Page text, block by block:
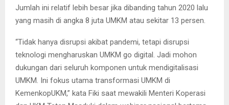
Jumlah ini relatif lebih besar jika dibanding tahun 2020 lalu
yang masih di angka 8 juta UMKM atau sekitar 13 persen.
“Tidak hanya disrupsi akibat pandemi, tetapi disrupsi
teknologi mengharuskan UMKM go digital. Jadi mohon
dukungan dari seluruh komponen untuk mendigitalisasi
UMKM. Ini fokus utama transformasi UMKM di
KemenkopUKM,” kata Fiki saat mewakili Menteri Koperasi